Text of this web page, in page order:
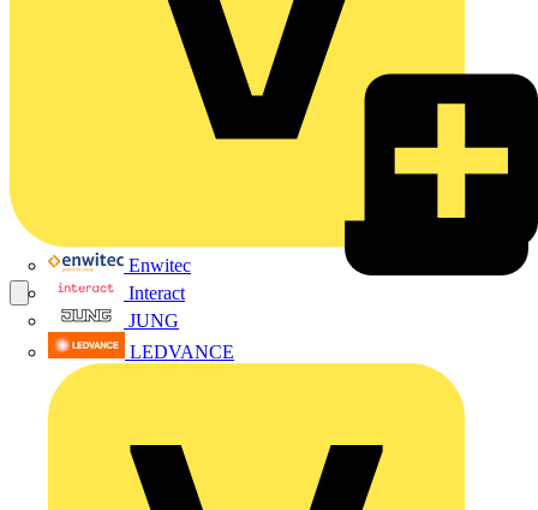
Enwitec
Interact
JUNG
LEDVANCE